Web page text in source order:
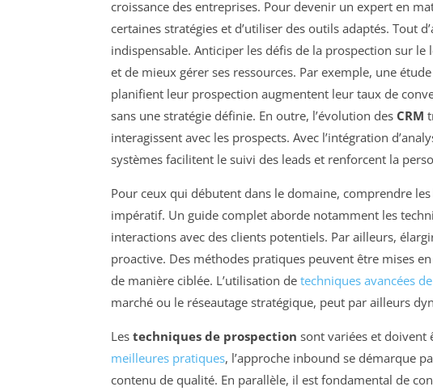
croissance des entreprises. Pour devenir un expert en
certaines stratégies et d’utiliser des outils adaptés. Tout
indispensable. Anticiper les défis de la prospection sur
et de mieux gérer ses ressources. Par exemple, une
planifient leur prospection augmentent leur taux de
sans une stratégie définie. En outre, l’évolution des CRM
interagissent avec les prospects. Avec l’intégration
systèmes facilitent le suivi des leads et renforcent la
Pour ceux qui débutent dans le domaine, comprendre les
impératif. Un guide complet aborde notamment les
interactions avec des clients potentiels. Par ailleurs,
proactive. Des méthodes pratiques peuvent être mises
de manière ciblée. L’utilisation de techniques avancées
marché ou le réseautage stratégique, peut par ailleurs
Les techniques de prospection sont variées et doivent
meilleures pratiques, l’approche inbound se démarque
contenu de qualité. En parallèle, il est fondamental de